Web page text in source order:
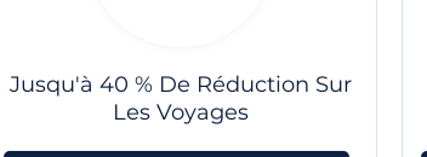
Jusqu'à 40 % De Réduction Sur
Les Voyages